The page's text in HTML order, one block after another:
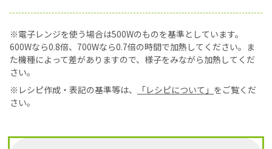
※電子レンジを使う場合は500Wのものを基準としています。
600Wなら0.8倍、700Wなら0.7倍の時間で加熱してください。ま
た機種によって差がありますので、様子をみながら加熱してくだ
さい。
※レシピ作成・表記の基準等は、
「レシピについて」 をご覧くだ
さい。